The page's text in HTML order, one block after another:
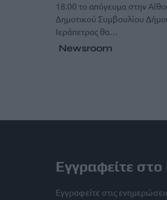
18.00 το απόγευμα στην
Δημοτικού Συμβουλίου
Ιεράπετρας θα…
Newsroom
Εγγραφείτε
Εγγραφείτε στις